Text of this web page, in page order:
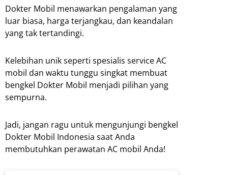
Dokter Mobil menawarkan pengalaman yang
luar biasa, harga terjangkau, dan keandalan
yang tak tertandingi.
Kelebihan unik seperti spesialis service AC
mobil dan waktu tunggu singkat membuat
bengkel Dokter Mobil menjadi pilihan yang
sempurna.
Jadi, jangan ragu untuk mengunjungi bengkel
Dokter Mobil Indonesia saat Anda
membutuhkan perawatan AC mobil Anda!